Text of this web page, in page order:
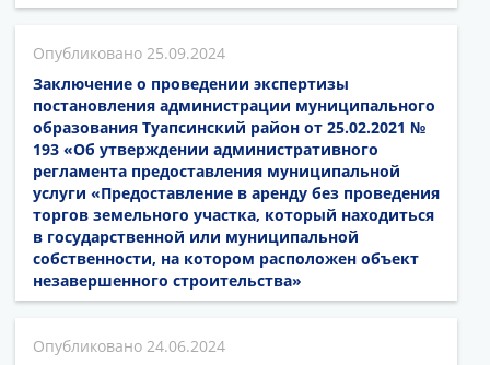
25.09.2024
Заключение о проведении экспертизы
постановления администрации муниципального
образования Туапсинский район от 25.02.2021 №
193 «Об утверждении административного
регламента предоставления муниципальной
услуги «Предоставление в аренду без проведения
торгов земельного участка, который находиться
в государственной или муниципальной
собственности, на котором расположен объект
незавершенного строительства»
24.06.2024